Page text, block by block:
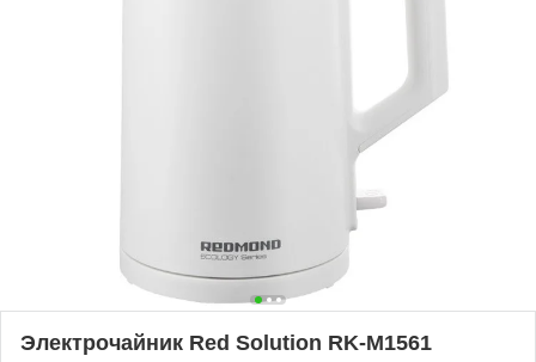
Электрочайник Red Solution RK-M1561